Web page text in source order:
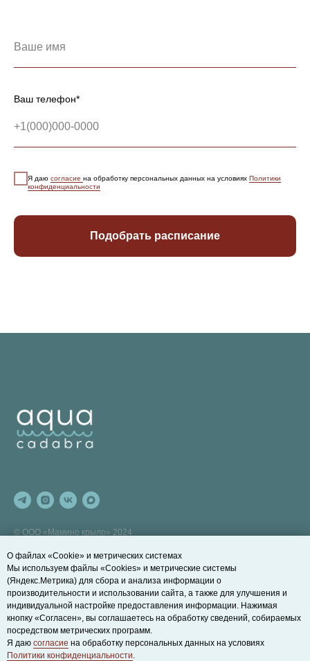
Ваш телефон*
Я даю согласие на обработку персональных данных на условиях Политики
конфиденциальности
Подобрать расписание
© ООО «Мамино крыло» 2024
ул. Профессора Попова, 23
ОГРН 1217800109900, ИНН
7813655359
ПОЛЕЗНЫЕ ССЫЛКИ
Развивающие занятия на суше
Записаться на пробное занятие
ДОПОЛНИТЕЛЬНО
О файлах «Cookie» и метрических системах
Мы используем файлы «Cookies» и метрические системы
(Яндекс.Метрика) для сбора и анализа информации о
производительности и использовании сайта, а также для улучшения и
индивидуальной настройке предоставления информации. Нажимая
кнопку «Согласен», вы соглашаетесь на обработку сведений, собираемых
посредством метрических программ.
Я даю согласие на обработку персональных данных на условиях
Политики конфиденциальности.